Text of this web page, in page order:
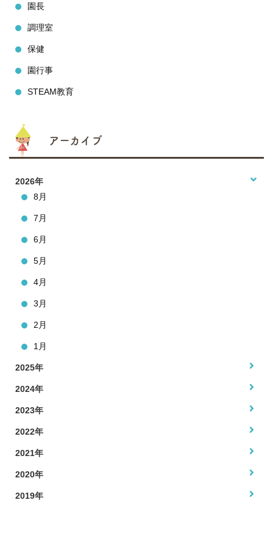
園長
調理室
保健
園行事
STEAM教育
アーカイブ
2026年
8月
7月
6月
5月
4月
3月
2月
1月
2025年
2024年
2023年
2022年
2021年
2020年
2019年